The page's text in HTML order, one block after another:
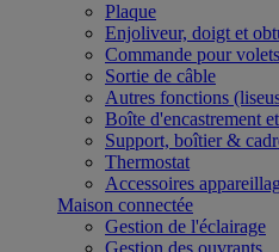
Plaque
Enjoliveur, doigt et
Commande pour
Sortie de câble
Autres fonctions
Boîte d'encastrement
Support, boîtier &
Thermostat
Accessoires
Maison connectée
Gestion de l'éclairage
Gestion des ouvrants